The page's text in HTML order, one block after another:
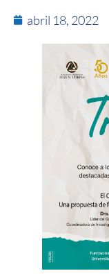
abril 18, 2022